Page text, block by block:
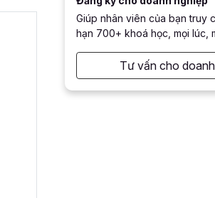
Giúp nhân viên của bạn truy
hạn 700+ khoá học, mọi lúc,
Tư vấn cho